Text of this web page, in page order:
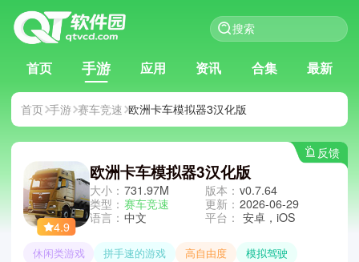
首页 手游 应用 资讯 合集 最新
首页 手游 赛车竞速 欧洲卡车模拟器3汉化版
反馈
4.9
欧洲卡车模拟器3汉化版
大小： 731.97M
类型： 赛车竞速
语言： 中文
版本： v0.7.64
更新： 2026-06-29
平台： 安卓，iOS
休闲类游戏 拼手速的游戏 高自由度 模拟驾驶